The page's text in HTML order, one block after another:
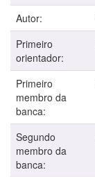
Autor:
Primeiro
orientador:
Primeiro
membro da
banca:
Segundo
membro da
banca: